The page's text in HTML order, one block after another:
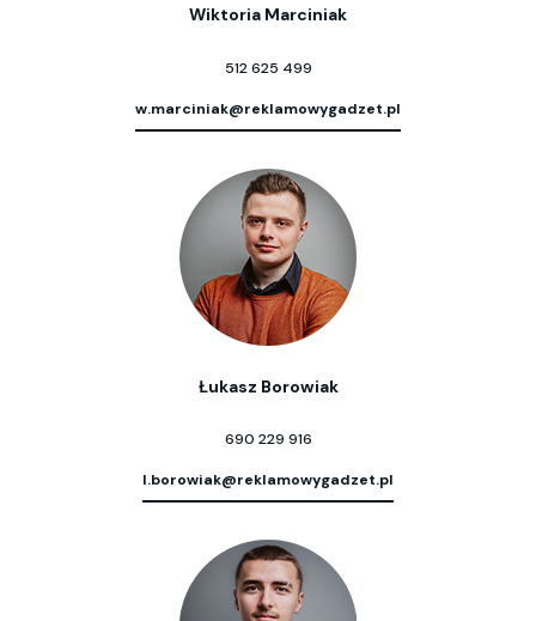
Wiktoria Marciniak
512 625 499
w.marciniak@reklamowygadzet.pl
Łukasz Borowiak
690 229 916
l.borowiak@reklamowygadzet.pl